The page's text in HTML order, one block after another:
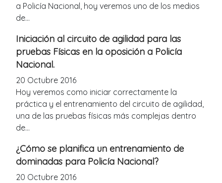
a Policía Nacional, hoy veremos uno de los medios
de...
Iniciación al circuito de agilidad para las
pruebas Físicas en la oposición a Policía
Nacional.
20 Octubre 2016
Hoy veremos como iniciar correctamente la
práctica y el entrenamiento del circuito de agilidad,
una de las pruebas físicas más complejas dentro
de...
¿Cómo se planifica un entrenamiento de
dominadas para Policía Nacional?
20 Octubre 2016